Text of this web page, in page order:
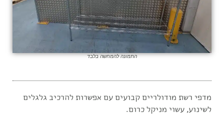
התמונה להמחשה בלבד
מדפי רשת מודולריים קבועים עם אפשרות להרכיב גלגלים
לשינוע, עשוי מניקל כרום.